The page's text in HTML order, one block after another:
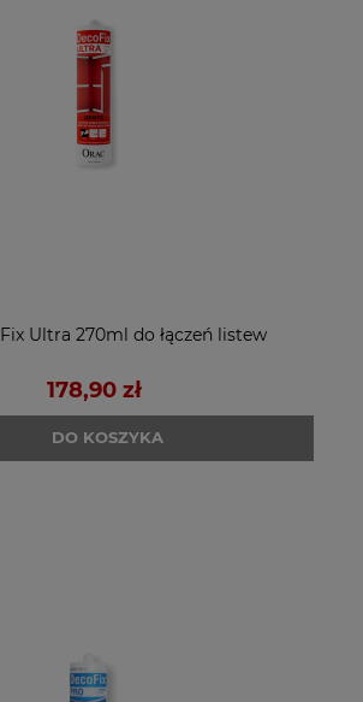
Ultra 270ml do łączeń listew
178,90 zł
DO KOSZYKA